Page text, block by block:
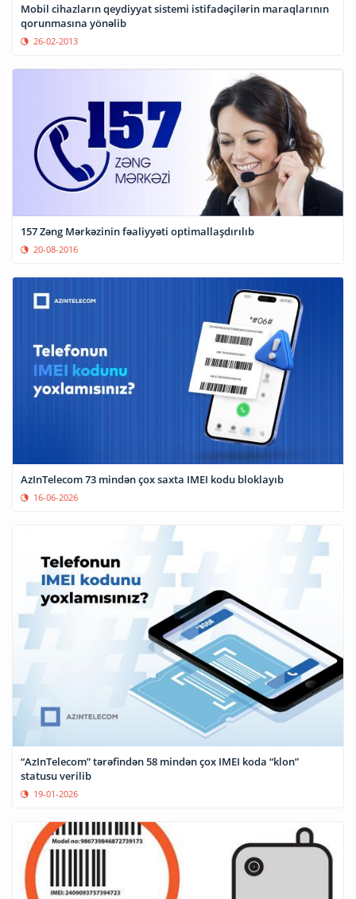
Mobil cihazların qeydiyyat sistemi istifadəçilərin maraqlarının
qorunmasına yönəlib
26-02-2013
157 Zəng Mərkəzinin fəaliyyəti optimallaşdırılıb
20-08-2016
AzInTelecom 73 mindən çox saxta IMEI kodu bloklayıb
16-06-2026
“AzInTelecom” tərəfindən 58 mindən çox IMEI koda “klon”
statusu verilib
19-01-2026